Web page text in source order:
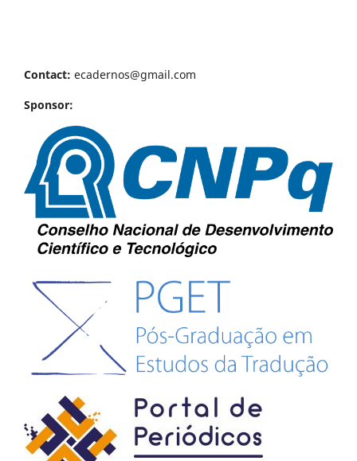
Contact: ecadernos@gmail.com
Sponsor: